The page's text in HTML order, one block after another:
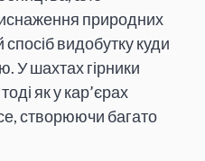
природних
видобутку куди
У шахтах гірники
як у кар’єрах
створюючи багато